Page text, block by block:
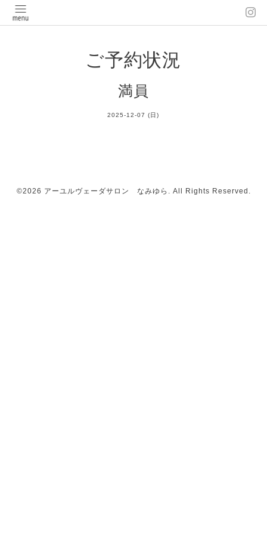
ご予約状況
満員
2025-12-07 (日)
©2026 アーユルヴェーダサロン なみゆら . All Rights Reserved.